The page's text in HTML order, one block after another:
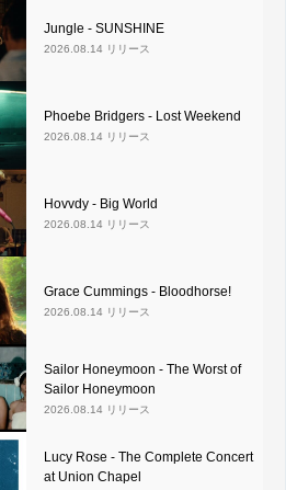
Jungle - SUNSHINE
2026.08.14 リリース
Phoebe Bridgers - Lost Weekend
2026.08.14 リリース
Hovvdy - Big World
2026.08.14 リリース
Grace Cummings - Bloodhorse!
2026.08.14 リリース
Sailor Honeymoon - The Worst of
Sailor Honeymoon
2026.08.14 リリース
Lucy Rose - The Complete Concert
at Union Chapel